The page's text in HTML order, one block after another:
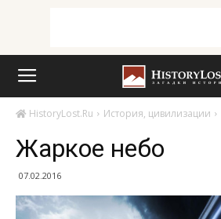
HistoryLost.Ru История, цивилизации
Жаркое небо
07.02.2016